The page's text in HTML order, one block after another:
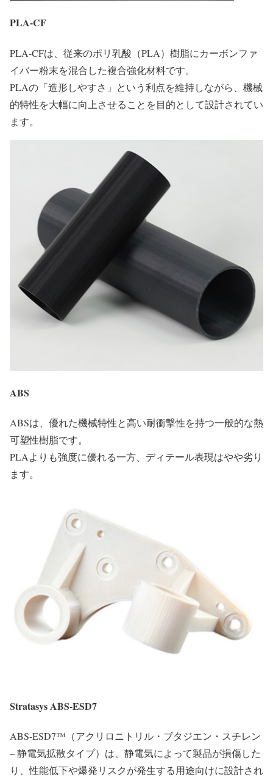
PLA-CF
PLA-CFは、従来のポリ乳酸（PLA）樹脂にカーボンファ
イバー粉末を混合した複合強化材料です。
PLAの「造形しやすさ」という利点を維持しながら、機械
的特性を大幅に向上させることを目的として設計されてい
ます。
ABS
ABSは、優れた機械特性と高い耐衝撃性を持つ一般的な熱
可塑性樹脂です。
PLAよりも強度に優れる一方、ディテール表現はやや劣り
ます。
Stratasys ABS-ESD7
ABS-ESD7™（アクリロニトリル・ブタジエン・スチレン
– 静電気拡散タイプ）は、静電気によって製品が損傷した
り、性能低下や爆発リスクが発生する用途向けに設計され